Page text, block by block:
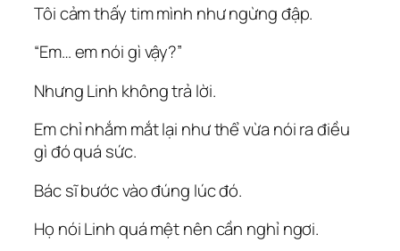
Tôi cảm thấy tim mình như ngừng đập.
“Em… em nói gì vậy?”
Nhưng Linh không trả lời.
Em chỉ nhắm mắt lại như thể vừa nói ra điều
gì đó quá sức.
Bác sĩ bước vào đúng lúc đó.
Họ nói Linh quá mệt nên cần nghỉ ngơi.